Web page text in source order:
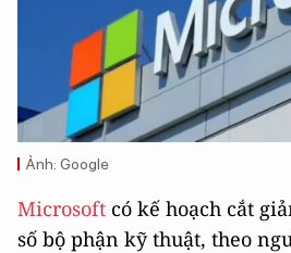
Ảnh: Google
Microsoft có kế hoạch cắt
số bộ phận kỹ thuật, theo